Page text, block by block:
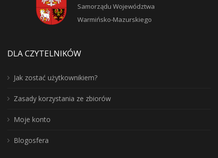
Samorządu Województwa
Warmińsko-Mazurskiego
DLA CZYTELNIKÓW
Jak zostać użytkownikiem?
Zasady korzystania ze zbiorów
Moje konto
Blogosfera